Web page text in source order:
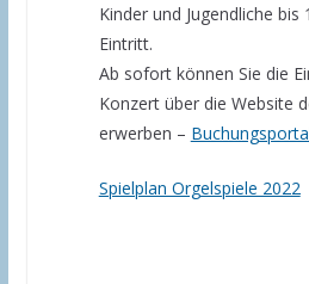
Kinder und Jugendliche bis
Eintritt.
Ab sofort können Sie die
Konzert über die Website
erwerben –
Spielplan Orgelspiele 2022